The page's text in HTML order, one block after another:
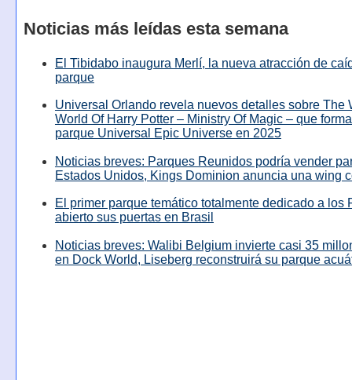
Noticias más leídas esta semana
El Tibidabo inaugura Merlí, la nueva atracción de
parque
Universal Orlando revela nuevos detalles sobre The
World Of Harry Potter – Ministry Of Magic – que
parque Universal Epic Universe en 2025
Noticias breves: Parques Reunidos podría vender
Estados Unidos, Kings Dominion anuncia una wing
El primer parque temático totalmente dedicado a los
abierto sus puertas en Brasil
Noticias breves: Walibi Belgium invierte casi 35
en Dock World, Liseberg reconstruirá su parque